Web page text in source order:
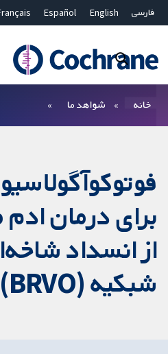
فارسی English
Español
Bahasa Malaysia
ไทย
繁體中文
خانه شواهد ما
برای درمان
از انسداد
شبکیه (BRVO)